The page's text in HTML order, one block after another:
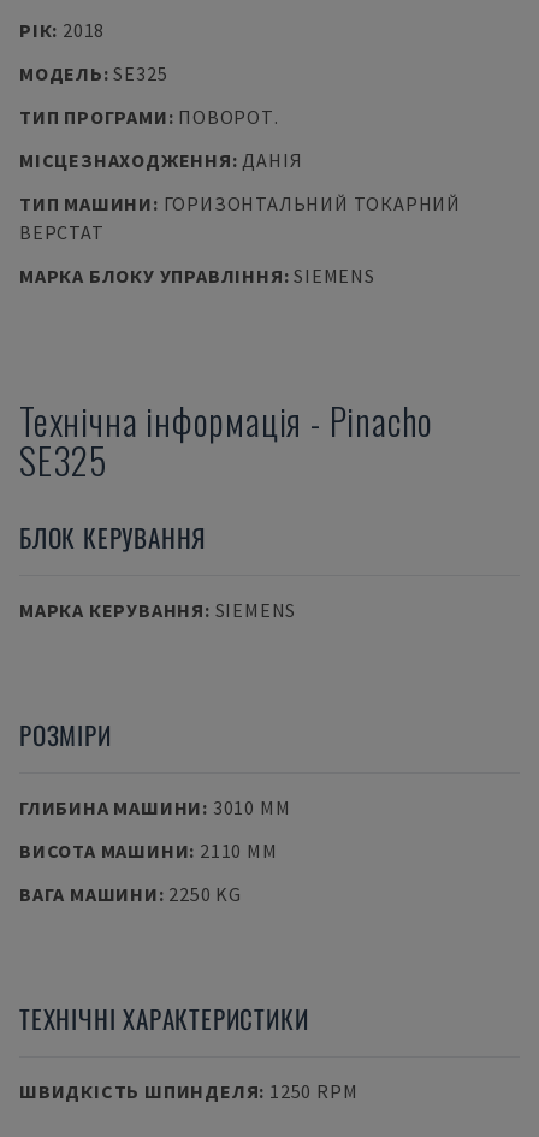
РІК: 2018
МОДЕЛЬ:SE325
ТИП ПРОГРАМИ: ПОВОРОТ.
МІСЦЕЗНАХОДЖЕННЯ:ДАНІЯ
ТИП МАШИНИ: ГОРИЗОНТАЛЬНИЙ ТОКАРНИЙ
ВЕРСТАТ
МАРКА БЛОКУ УПРАВЛІННЯ:SIEMENS
Технічна інформація - Pinacho
SE325
БЛОК КЕРУВАННЯ
МАРКА КЕРУВАННЯ: SIEMENS
РОЗМІРИ
ГЛИБИНА МАШИНИ: 3010 MM
ВИСОТА МАШИНИ: 2110 MM
ВАГА МАШИНИ: 2250 KG
ТЕХНІЧНІ ХАРАКТЕРИСТИКИ
ШВИДКІСТЬ ШПИНДЕЛЯ: 1250 RPM